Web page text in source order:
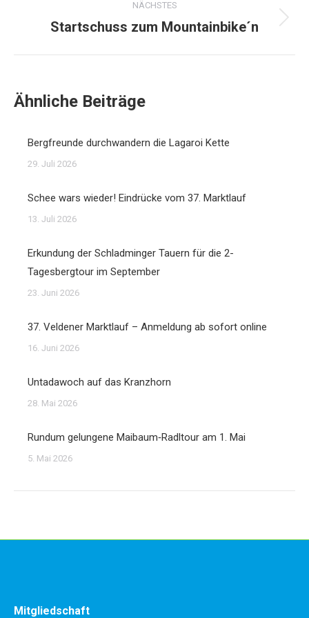
NÄCHSTES
Nächster
Startschuss zum Mountainbike´n
Ähnliche Beiträge
Bergfreunde durchwandern die Lagaroi Kette
29. Juli 2026
Schee wars wieder! Eindrücke vom 37. Marktlauf
13. Juli 2026
Erkundung der Schladminger Tauern für die 2-
Tagesbergtour im September
23. Juni 2026
37. Veldener Marktlauf – Anmeldung ab sofort online
16. Juni 2026
Untadawoch auf das Kranzhorn
28. Mai 2026
Rundum gelungene Maibaum‑Radltour am 1. Mai
5. Mai 2026
Mitgliedschaft